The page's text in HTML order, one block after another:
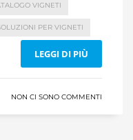
VIGNETI
PER VIGNETI
LEGGI DI PIÙ
NON CI SONO COMMENTI